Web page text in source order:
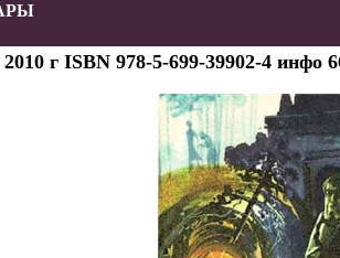
г ISBN 978-5-699-39902-4 инфо